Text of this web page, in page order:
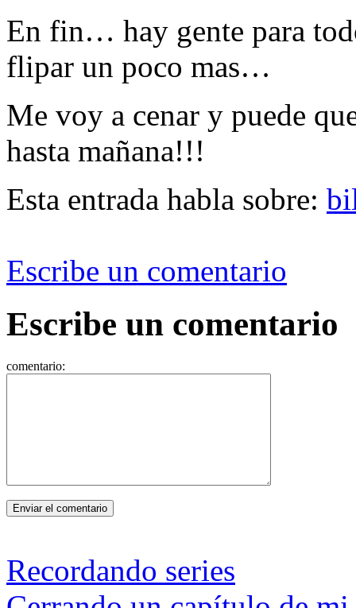
En fin… hay gente para
flipar un poco mas…
Me voy a cenar y puede
hasta mañana!!!
Esta entrada habla sobre:
Escribe un comentario
Escribe un comentario
comentario:
Recordando series